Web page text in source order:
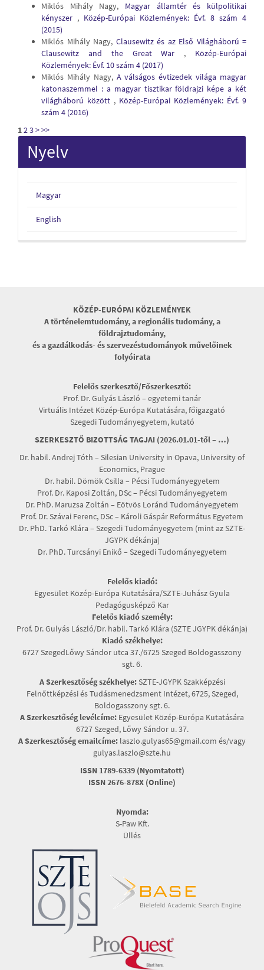
Miklós Mihály Nagy, Magyar államtér és külpolitikai
kényszer , Közép-Európai Közlemények: Évf. 8 szám 4
(2015)
Miklós Mihály Nagy, Clausewitz és az Első Világháború =
Clausewitz and the Great War , Közép-Európai
Közlemények: Évf. 10 szám 4 (2017)
Miklós Mihály Nagy, A válságos évtizedek világa magyar
katonaszemmel : a magyar tisztikar földrajzi képe a két
világháború között , Közép-Európai Közlemények: Évf. 9
szám 4 (2016)
123>>>
Nyelv
Magyar
English
KÖZÉP-EURÓPAI KÖZLEMÉNYEK
A történelemtudomány, a regionális tudomány, a
földrajztudomány,
és a gazdálkodás- és szervezéstudományok művelőinek
folyóirata
Felelős szerkesztő/Főszerkesztő:
Prof. Dr. Gulyás László – egyetemi tanár
Virtuális Intézet Közép-Európa Kutatására, főigazgató
Szegedi Tudományegyetem, kutató
SZERKESZTŐ BIZOTTSÁG TAGJAI (2026.01.01-től – …)
Dr. habil. Andrej Tóth – Silesian University in Opava, University of
Economics, Prague
Dr. habil. Dömök Csilla – Pécsi Tudományegyetem
Prof. Dr. Kaposi Zoltán, DSc – Pécsi Tudományegyetem
Dr. PhD. Maruzsa Zoltán – Eötvös Loránd Tudományegyetem
Prof. Dr. Szávai Ferenc, DSc – Károli Gáspár Református Egyetem
Dr. PhD. Tarkó Klára – Szegedi Tudományegyetem (mint az SZTE-
JGYPK dékánja)
Dr. PhD. Turcsányi Enikő – Szegedi Tudományegyetem
Felelős kiadó:
Egyesület Közép-Európa Kutatására/SZTE-Juhász Gyula
Pedagógusképző Kar
Felelős kiadó személy:
Prof. Dr. Gulyás László/Dr. habil. Tarkó Klára (SZTE JGYPK dékánja)
Kiadó székhelye:
6727 SzegedLőwy Sándor utca 37./6725 Szeged Boldogasszony
sgt. 6.
A Szerkesztőség székhelye:SZTE-JGYPK Szakképzési
Felnőttképzési és Tudásmenedzsment Intézet, 6725, Szeged,
Boldogasszony sgt. 6.
A Szerkesztőség levélcíme: Egyesület Közép-Európa Kutatására
6727 Szeged, Lőwy Sándor u. 37.
A Szerkesztőség emailcíme: laszlo.gulyas65@gmail.com és/vagy
gulyas.laszlo@szte.hu
ISSN 1789-6339 (Nyomtatott)
ISSN 2676-878X (Online)
Nyomda:
S-Paw Kft.
Üllés